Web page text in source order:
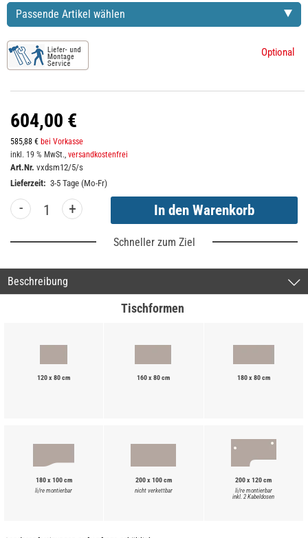
Passende Artikel wählen
Optional
604,00 €
585,88 € bei Vorkasse
inkl. 19 % MwSt., versandkostenfrei
Art.Nr. vxdsm12/5/s
Lieferzeit: 3-5 Tage (Mo-Fr)
- +
Schneller zum Ziel
Beschreibung
Tischformen
120 x 80 cm 160 x 80 cm 180 x 80 cm
180 x 100 cm
li/re montierbar
200 x 100 cm
nicht verkettbar
200 x 120 cm
li/re montierbar
inkl. 2 Kabeldosen